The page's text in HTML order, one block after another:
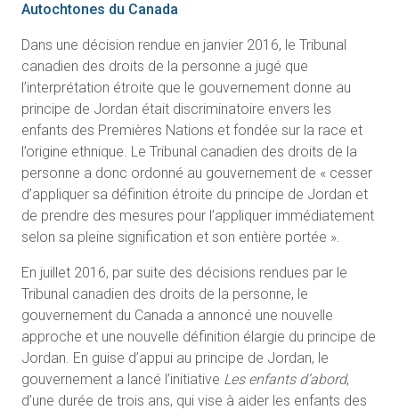
Autochtones du Canada
Dans une décision rendue en janvier 2016, le Tribunal
canadien des droits de la personne a jugé que
l’interprétation étroite que le gouvernement donne au
principe de Jordan était discriminatoire envers les
enfants des Premières Nations et fondée sur la race et
l’origine ethnique. Le Tribunal canadien des droits de la
personne a donc ordonné au gouvernement de « cesser
d’appliquer sa définition étroite du principe de Jordan et
de prendre des mesures pour l’appliquer immédiatement
selon sa pleine signification et son entière portée ».
En juillet 2016, par suite des décisions rendues par le
Tribunal canadien des droits de la personne, le
gouvernement du Canada a annoncé une nouvelle
approche et une nouvelle définition élargie du principe de
Jordan. En guise d’appui au principe de Jordan, le
gouvernement a lancé l’initiative Les enfants d’abord,
d’une durée de trois ans, qui vise à aider les enfants des